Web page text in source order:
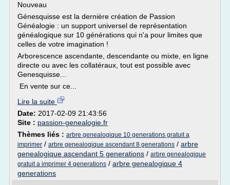
Nouveau
Génesquisse est la dernière création de Passion
Généalogie : un support universel de représentation
généalogique sur 10 générations qui n'a pour limites que
celles de votre imagination !
Arborescence ascendante, descendante ou mixte, en ligne
directe ou avec les collatéraux, tout est possible avec
Genesquisse...
En vente sur ce...
Lire la suite
Date: 2017-02-09 21:43:56
Site : passion-genealogie.fr
Thèmes liés : arbre genealogique 10 generations gratuit a
imprimer / arbre genealogique ascendant 8 generations / arbre
genealogique ascendant 5 generations / arbre genealogique
gratuit a imprimer 4 generations / arbre genealogique 4
generations